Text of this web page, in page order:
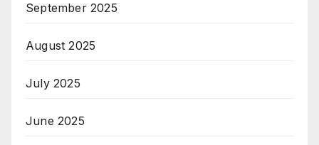
September 2025
August 2025
July 2025
June 2025